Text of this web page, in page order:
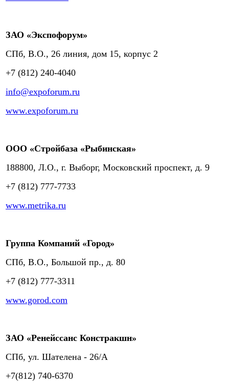
ЗАО «Экспофорум»
СПб, В.О., 26 линия, дом 15, корпус 2
+7 (812) 240-4040
info@expoforum.ru
www.expoforum.ru
ООО «Стройбаза «Рыбинская»
188800, Л.О., г. Выборг, Московский проспект, д. 9
+7 (812) 777-7733
www.metrika.ru
Группа Компаний «Город»
СПб, В.О., Большой пр., д. 80
+7 (812) 777-3311
www.gorod.com
ЗАО «Ренейссанс Констракшн»
СПб, ул. Шателена - 26/A
+7(812) 740-6370